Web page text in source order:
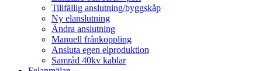
Tillfällig anslutning/byggskåp
Ny elanslutning
Ändra anslutning
Manuell frånkoppling
Ansluta egen elproduktion
Samråd 40kv kablar